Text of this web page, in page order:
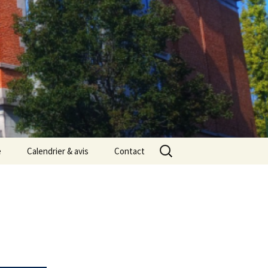
Calendrier & avis Contact
Rechercher :